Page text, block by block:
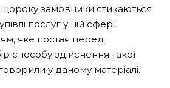
замовники стикаються
послуг у цій сфері.
яке постає перед
способу здійснення такої
у даному матеріалі.